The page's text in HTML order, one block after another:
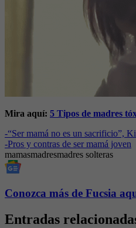
Mira aquí: 5 Tipos de madres
-“Ser mamá no es un sacrificio”,
-Pros y contras de ser mamá joven
mamasmadresmadres solteras
Conozca más de Fucsia
Entradas